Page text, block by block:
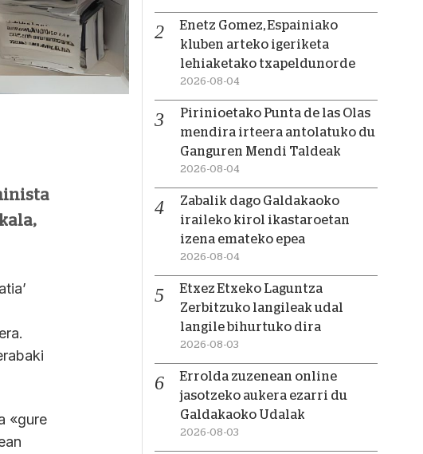
«gure
Enetz Gomez, Espainiako
kluben arteko igeriketa
lehiaketako txapeldunorde
2026-08-04
Pirinioetako Punta de las Olas
mendira irteera antolatuko du
Ganguren Mendi Taldeak
2026-08-04
Zabalik dago Galdakaoko
iraileko kirol ikastaroetan
izena emateko epea
2026-08-04
Etxez Etxeko Laguntza
Zerbitzuko langileak udal
langile bihurtuko dira
2026-08-03
Errolda zuzenean online
jasotzeko aukera ezarri du
Galdakaoko Udalak
2026-08-03